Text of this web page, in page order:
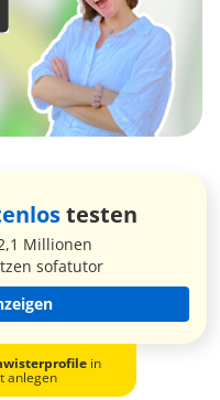
testen
Millionen
sofatutor
in
anlegen